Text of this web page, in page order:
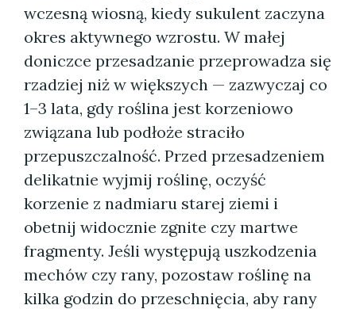
wczesną wiosną, kiedy sukulent zaczyna
okres aktywnego wzrostu. W małej
doniczce przesadzanie przeprowadza się
rzadziej niż w większych — zazwyczaj co
1–3 lata, gdy roślina jest korzeniowo
związana lub podłoże straciło
przepuszczalność. Przed przesadzeniem
delikatnie wyjmij roślinę, oczyść
korzenie z nadmiaru starej ziemi i
obetnij widocznie zgnite czy martwe
fragmenty. Jeśli występują uszkodzenia
mechów czy rany, pozostaw roślinę na
kilka godzin do przeschnięcia, aby rany